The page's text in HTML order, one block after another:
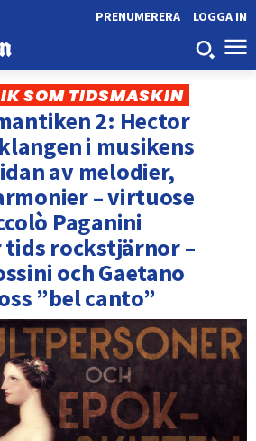
LOGGA IN
PRENUMERERA
SOM TIDSMASKIN
2: Hector
i musikens
av melodier,
– virtuose
Paganini
tids rockstjärnor –
och Gaetano
”bel canto”